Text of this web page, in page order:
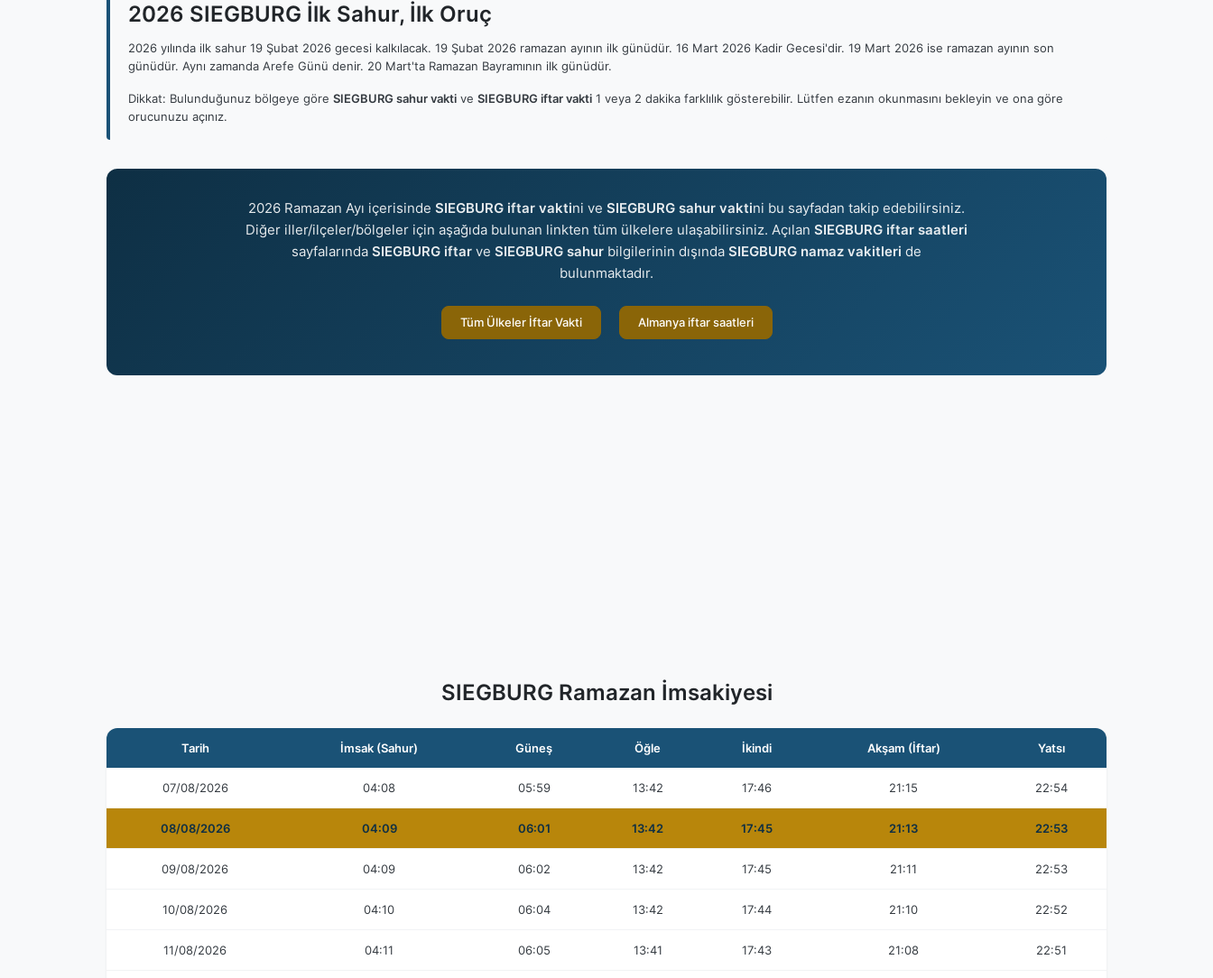
2026 SIEGBURG İlk Sahur, İlk Oruç
2026 yılında ilk sahur 19 Şubat 2026 gecesi kalkılacak. 19 Şubat 2026 ramazan ayının ilk günüdür. 16 Mart 2026 Kadir Gecesi'dir. 19 Mart 2026 ise ramazan ayının son
günüdür. Aynı zamanda Arefe Günü denir. 20 Mart'ta Ramazan Bayramının ilk günüdür.
Dikkat: Bulunduğunuz bölgeye göre SIEGBURG sahur vakti ve SIEGBURG iftar vakti 1 veya 2 dakika farklılık gösterebilir. Lütfen ezanın okunmasını bekleyin ve ona göre
orucunuzu açınız.
2026 Ramazan Ayı içerisinde SIEGBURG iftar vaktini ve SIEGBURG sahur vaktini bu sayfadan takip edebilirsiniz.
Diğer iller/ilçeler/bölgeler için aşağıda bulunan linkten tüm ülkelere ulaşabilirsiniz. Açılan SIEGBURG iftar saatleri
sayfalarında SIEGBURG iftar ve SIEGBURG sahur bilgilerinin dışında SIEGBURG namaz vakitleri de
bulunmaktadır.
Tüm Ülkeler İftar Vakti Almanya iftar saatleri
SIEGBURG Ramazan İmsakiyesi
Tarih İmsak (Sahur) Güneş Öğle İkindi Akşam (İftar) Yatsı
07/08/2026 04:08 05:59 13:42 17:46 21:15 22:54
08/08/2026 04:09 06:01 13:42 17:45 21:13 22:53
09/08/2026 04:09 06:02 13:42 17:45 21:11 22:53
10/08/2026 04:10 06:04 13:42 17:44 21:10 22:52
11/08/2026 04:11 06:05 13:41 17:43 21:08 22:51